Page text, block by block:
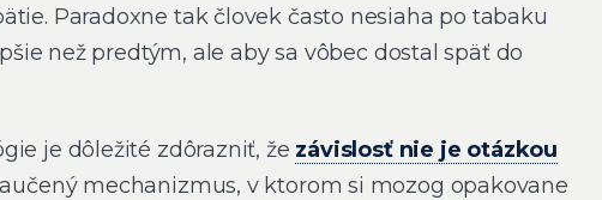
Paradoxne tak človek často nesiaha po tabaku
než predtým, ale aby sa vôbec dostal späť do
je dôležité zdôrazniť, že závislosť nie je otázkou
mechanizmus, v ktorom si mozog opakovane